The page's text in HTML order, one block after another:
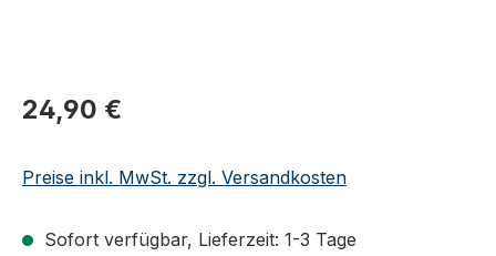
24,90 €
Preise inkl. MwSt. zzgl. Versandkosten
Sofort verfügbar, Lieferzeit: 1-3 Tage